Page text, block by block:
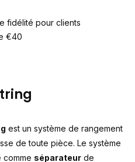
fidélité pour clients
€40
est un système de rangement
de toute pièce. Le système
comme séparateur de